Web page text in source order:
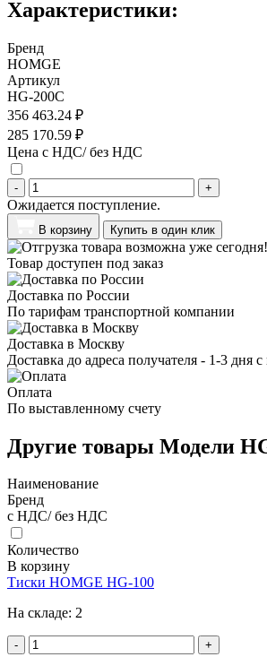
Характеристики:
Бренд
HOMGE
Артикул
HG-200C
356 463.24 ₽
285 170.59 ₽
Цена с НДС/ без НДС
- +
Ожидается поступление.
В корзину Купить в один клик
Товар доступен под заказ
Доставка по России
По тарифам транспортной компании
Доставка в Москву
Доставка до адреса получателя - 1-3 дня
Оплата
По выставленному счету
Другие товары Модели
Наименование
Бренд
с НДС/ без НДС
Количество
В корзину
Тиски HOMGE HG-100
На складе: 2
- +